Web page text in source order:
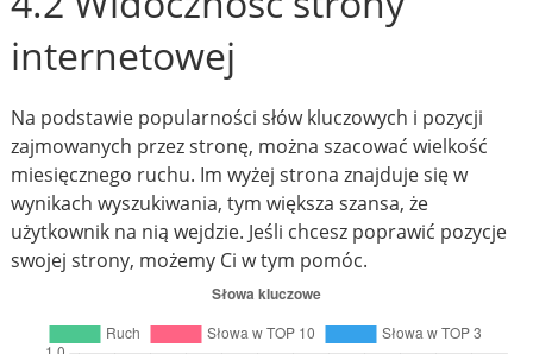
internetowej
Na podstawie popularności słów kluczowych i pozycji
zajmowanych przez stronę, można szacować wielkość
miesięcznego ruchu. Im wyżej strona znajduje się w
wynikach wyszukiwania, tym większa szansa, że
użytkownik na nią wejdzie. Jeśli chcesz poprawić pozycje
swojej strony, możemy Ci w tym pomóc.